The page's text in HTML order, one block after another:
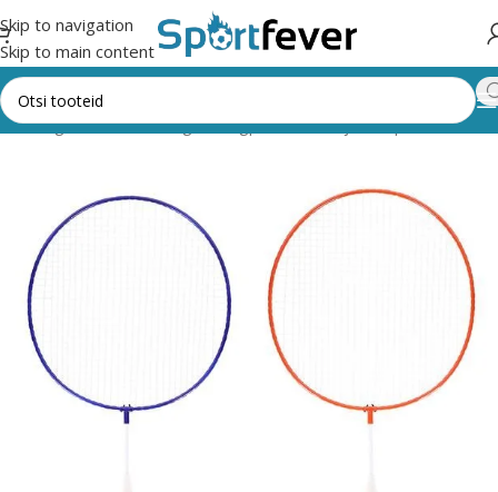
Skip to navigation
Skip to main content
kategooriad Pallimängud Sulgpall Reketid ja komplektid NILS